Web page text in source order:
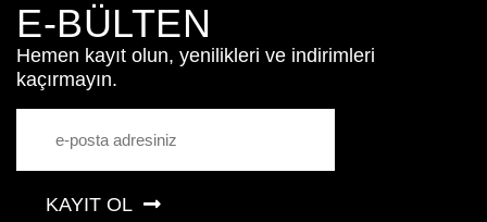
E-BÜLTEN
Hemen kayıt olun, yenilikleri ve indirimleri
kaçırmayın.
KAYIT OL